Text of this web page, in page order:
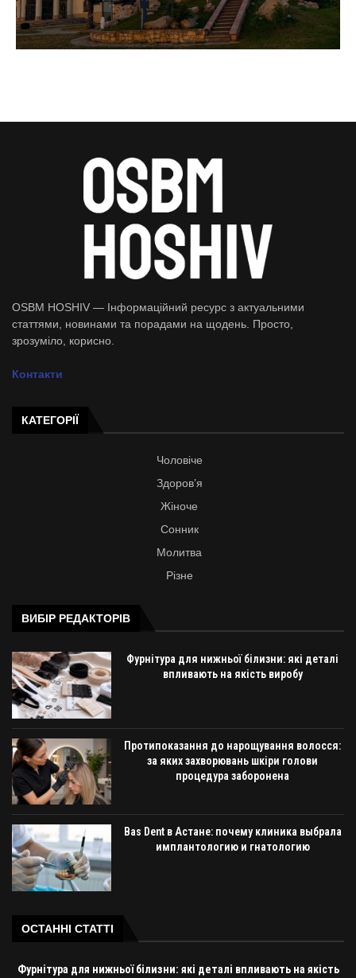
OSBM HOSHIV — Інформаційний ресурс з актуальними
статтями, новинами та порадами на щодень. Просто,
зрозуміло, корисно.
Контакти
КАТЕГОРІЇ
Чоловіче
Здоров’я
Жіноче
Сонник
Молитва
Різне
ВИБІР РЕДАКТОРІВ
Фурнітура для нижньої білизни: які деталі
впливають на якість виробу
Протипоказання до нарощування волосся:
за яких захворювань шкіри голови
процедура заборонена
Bas Dent в Астане: почему клиника выбрала
имплантологию и гнатологию
ОСТАННІ СТАТТІ
Фурнітура для нижньої білизни: які деталі впливають на якість